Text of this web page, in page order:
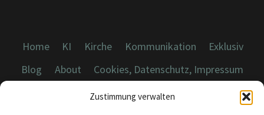
Zustimmung verwalten
Home KI Kirche Kommunikation
Exklusiv
Blog
About Cookies, Datenschutz, Impressum